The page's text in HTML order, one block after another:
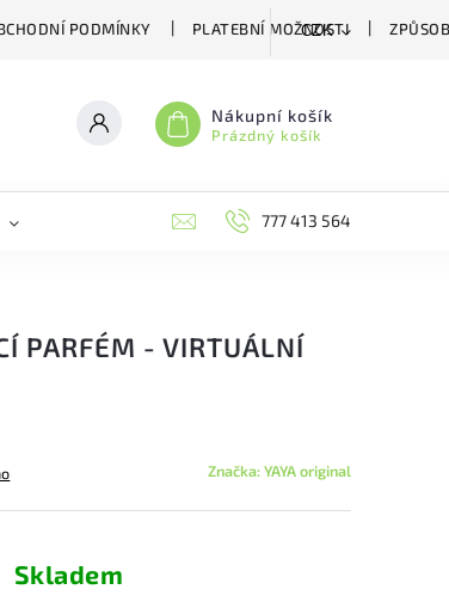
PODMÍNKY PLATEBNÍ MOŽNOSTI
CZK
Nákupní košík
Prázdný košík
BIOAGENS777 413 564
PARFÉM - VIRTUÁLNÍ
Značka:YAYA original
Skladem